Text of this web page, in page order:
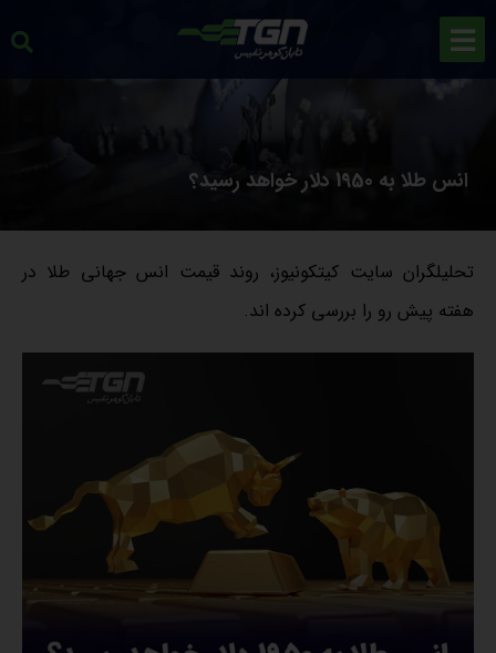
انس طلا به 1950 دلار خواهد رسید؟
تحلیلگران سایت کیتکونیوز، روند قیمت انس جهانی طلا در
هفته پیش رو را بررسی کرده اند.